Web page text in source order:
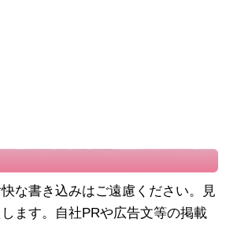
な書き込みはご遠慮ください。見
ます。自社PRや広告文等の掲載